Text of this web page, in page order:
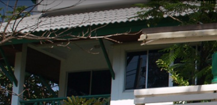
Image